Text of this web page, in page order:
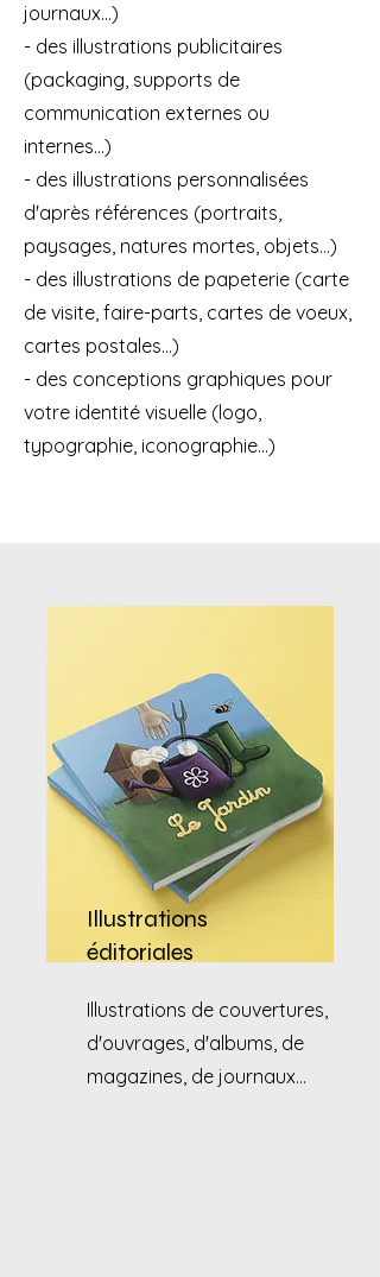
journaux...)
- des illustrations publicitaires
(packaging, supports de
communication externes ou
internes...)
- des illustrations personnalisées
d'après références (portraits,
paysages, natures mortes, objets...)
- des illustrations de papeterie (carte
de visite, faire-parts, cartes de voeux,
cartes postales...)
- des conceptions graphiques pour
votre identité visuelle (logo,
typographie, iconographie...)
Illustrations
éditoriales
Illustrations de couvertures,
d'ouvrages, d'albums, de
magazines, de journaux...